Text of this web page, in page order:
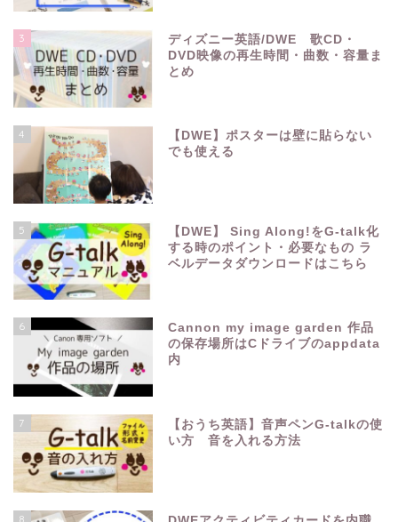
3
ディズニー英語/DWE 歌CD・
DVD映像の再生時間・曲数・容量ま
とめ
4
【DWE】ポスターは壁に貼らない
でも使える
5
【DWE】 Sing Along!をG-talk化
する時のポイント・必要なもの ラ
ベルデータダウンロードはこちら
6
Cannon my image garden 作品
の保存場所はCドライブのappdata
内
7
【おうち英語】音声ペンG-talkの使
い方 音を入れる方法
8